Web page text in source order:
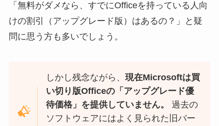
「無料がダメなら、すでにOfficeを持っている人向
けの割引（アップグレード版）はあるの？」と疑
問に思う方も多いでしょう。
しかし残念ながら、現在Microsoftは買
い切り版Officeの「アップグレード優
待価格」を提供していません。
過去の
ソフトウェアにはよく見られた旧バー